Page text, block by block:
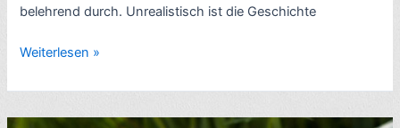
belehrend durch. Unrealistisch ist die Geschichte
Kritik:
Theaterstück
von
Weiterlesen »